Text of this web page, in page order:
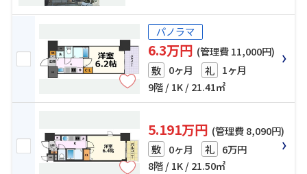
パノラマ
6.3万円 (管理費 11,000円)
敷 0ヶ月 礼 1ヶ月
9階 / 1K / 21.41㎡
5.191万円 (管理費 8,090円)
敷 0ヶ月 礼 6万円
8階 / 1K / 21.50㎡